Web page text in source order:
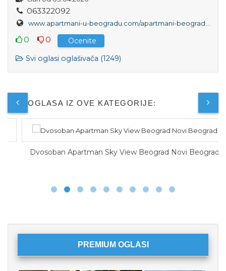
063322092
www.apartmani-u-beogradu.com/apartmani-beograd/dvosoban-apartman-hemingvej-beograd-zemun
0 0
Ocenite
Svi oglasi oglašivača (1249)
JOŠ OGLASA IZ OVE KATEGORIJE:
Dvosoban Apartman Sky View Beograd Novi Beograd
PREMIUM OGLASI